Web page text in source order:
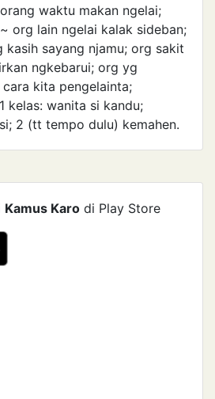
waktu makan ngelai;
org lain ngelai kalak sideban;
kasih sayang njamu; org sakit
ngkebarui; org yg
kita pengelainta;
kelas: wanita si kandu;
2 (tt tempo dulu) kemahen.
Kamus Karo di Play Store